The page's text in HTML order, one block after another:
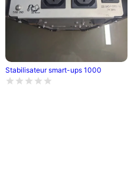
Stabilisateur smart-ups 1000